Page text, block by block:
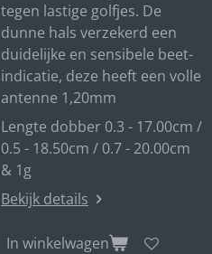
tegen lastige golfjes. De
dunne hals verzekerd een
duidelijke en sensibele beet-
indicatie, deze heeft een volle
antenne 1,20mm
Lengte dobber 0.3 - 17.00cm /
0.5 - 18.50cm / 0.7 - 20.00cm
& 1g
Bekijk details
In winkelwagen